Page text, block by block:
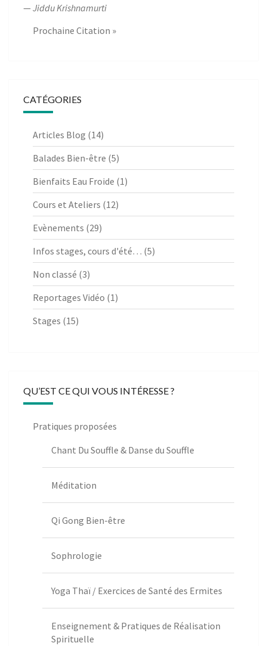
— Jiddu Krishnamurti
Prochaine Citation »
CATÉGORIES
Articles Blog (14)
Balades Bien-être (5)
Bienfaits Eau Froide (1)
Cours et Ateliers (12)
Evènements (29)
Infos stages, cours d'été… (5)
Non classé (3)
Reportages Vidéo (1)
Stages (15)
QU’EST CE QUI VOUS INTÉRESSE ?
Pratiques proposées
Chant Du Souffle & Danse du Souffle
Méditation
Qi Gong Bien-être
Sophrologie
Yoga Thaï / Exercices de Santé des Ermites
Enseignement & Pratiques de Réalisation
Spirituelle